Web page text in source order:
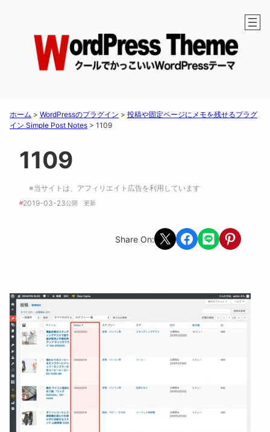
ホーム > WordPressのプラグイン > 投稿や固定ページにメモを残せるプラグ
イン Simple Post Notes > 1109
1109
※当サイトは、アフィリエイト広告を利用しています
#2019-03-23公開 更新
Share On: Share on X Share on Facebook
Share on LINEShare on